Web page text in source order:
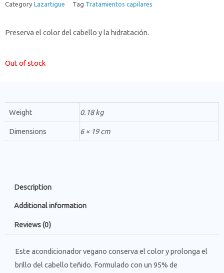
Category Lazartigue Tag Tratamientos capilares
Preserva el color del cabello y la hidratación.
Out of stock
Weight 0.18 kg
Dimensions 6 × 19 cm
Description
Additional information
Reviews (0)
Este acondicionador vegano conserva el color y prolonga el
brillo del cabello teñido. Formulado con un 95% de